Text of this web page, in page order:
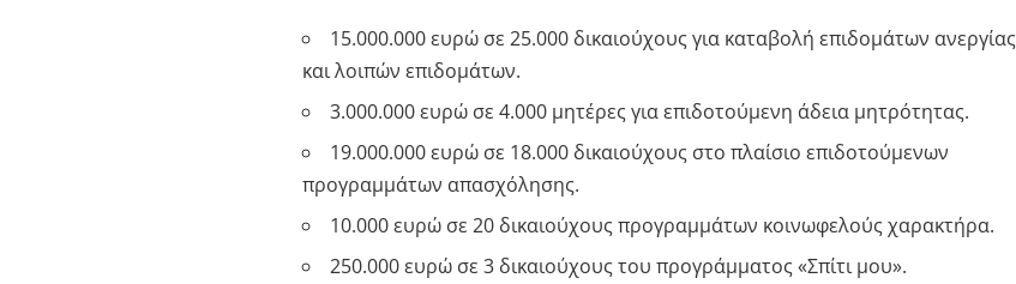
15.000.000 ευρώ σε 25.000 δικαιούχους για καταβολή επιδομάτων ανεργίας
και λοιπών επιδομάτων.
3.000.000 ευρώ σε 4.000 μητέρες για επιδοτούμενη άδεια μητρότητας.
19.000.000 ευρώ σε 18.000 δικαιούχους στο πλαίσιο επιδοτούμενων
προγραμμάτων απασχόλησης.
10.000 ευρώ σε 20 δικαιούχους προγραμμάτων κοινωφελούς χαρακτήρα.
250.000 ευρώ σε 3 δικαιούχους του προγράμματος «Σπίτι μου».